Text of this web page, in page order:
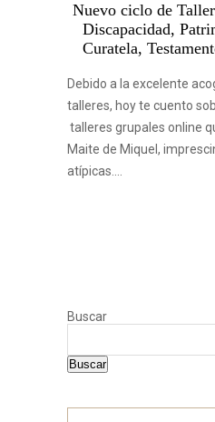
Nuevo ciclo de
Discapacidad,
Curatela,
Debido a la excelente
talleres, hoy te cuento
talleres grupales online
Maite de Miquel,
atípicas.…
Buscar
Buscar